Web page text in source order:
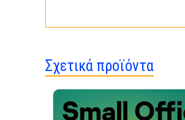
Σχετικά προϊόντα